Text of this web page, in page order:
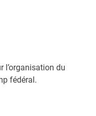
l’organisation du
fédéral.